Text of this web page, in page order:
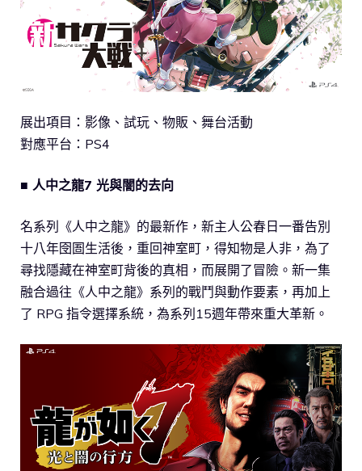
展出項目：影像、試玩、物販、舞台活動
對應平台：PS4
■ 人中之龍7 光與闇的去向
名系列《人中之龍》的最新作，新主人公春日一番告別
十八年囹圄生活後，重回神室町，得知物是人非，為了
尋找隱藏在神室町背後的真相，而展開了冒險。新一集
融合過往《人中之龍》系列的戰鬥與動作要素，再加上
了 RPG 指令選擇系統，為系列15週年帶來重大革新。